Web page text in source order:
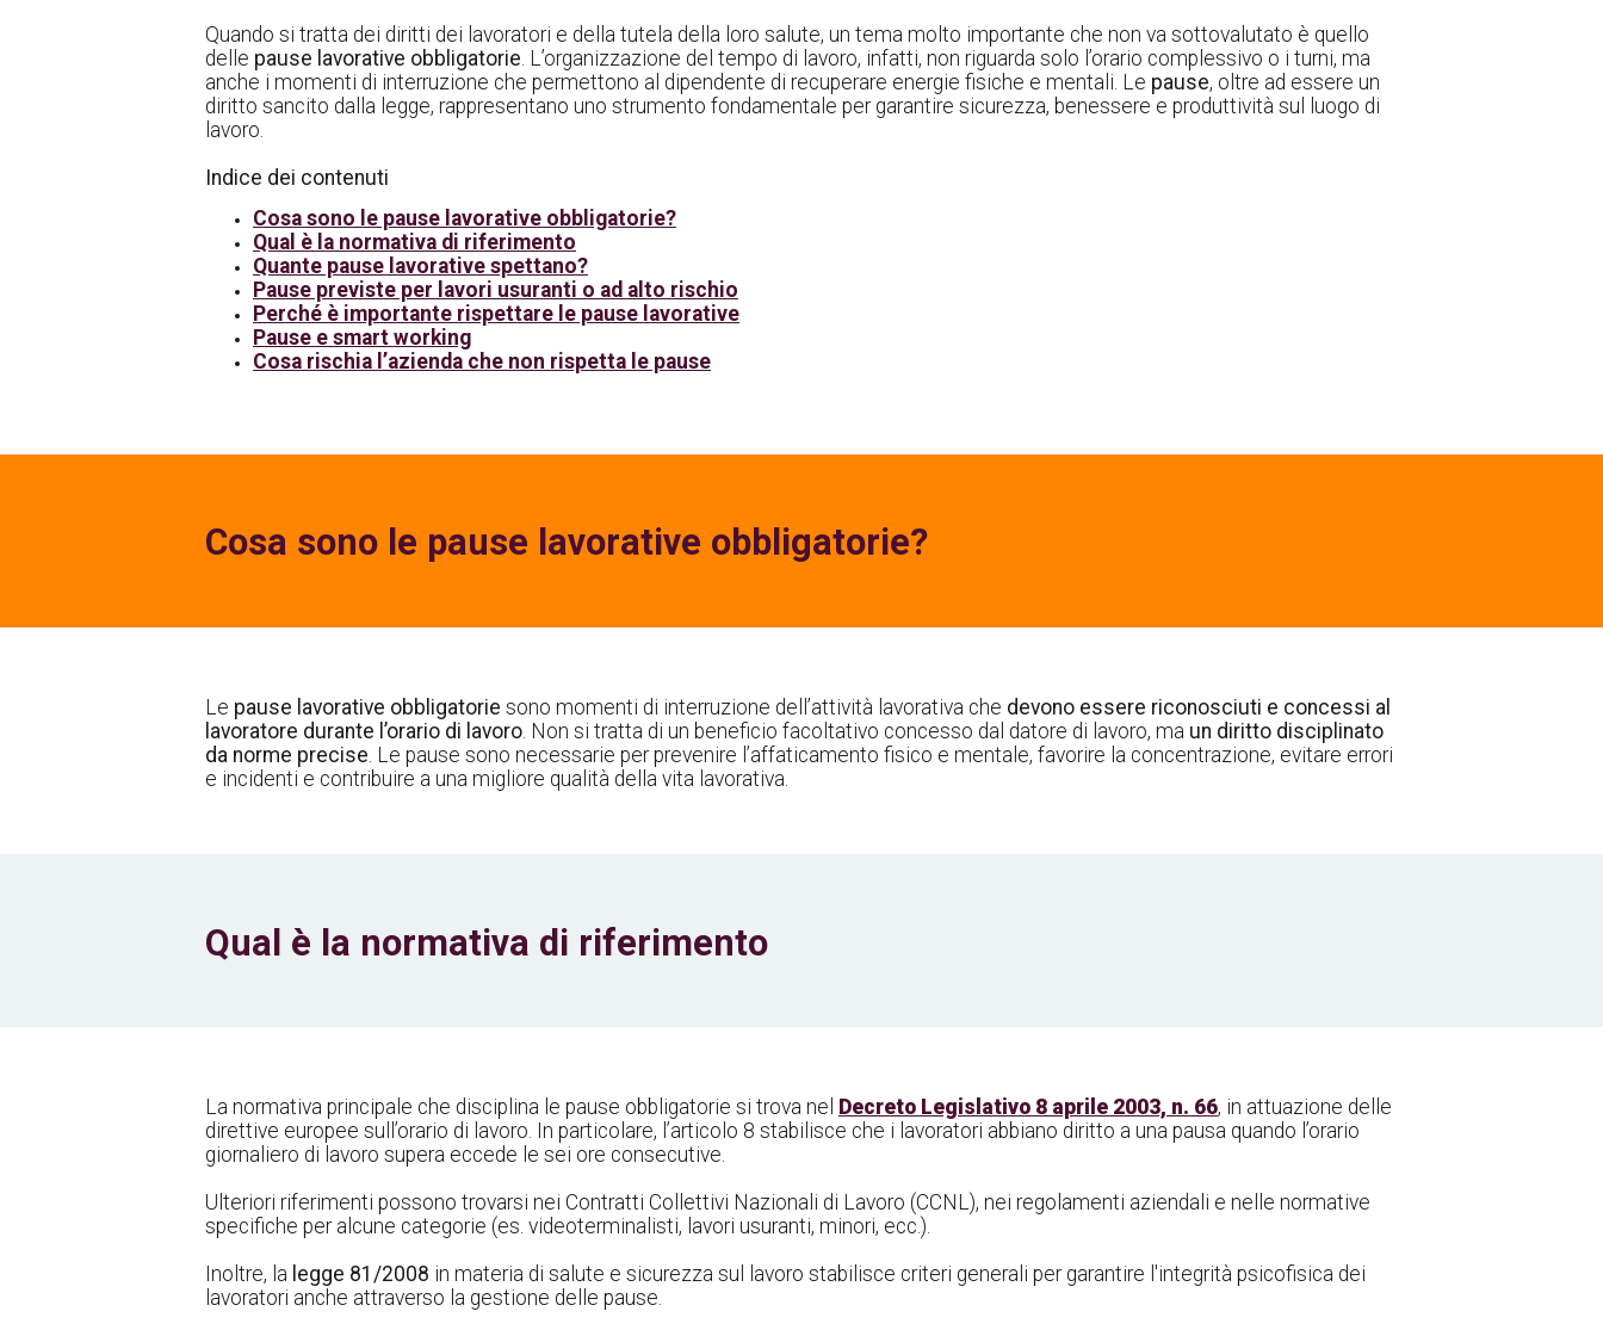
PER L'UTILIZZATORE
Buoni Pasto
PER L'ENTE PUBBLICO
Buoni Spesa
per il cittadino
Welfare aziendale
per il dipendente
Quando si tratta dei diritti dei lavoratori e della tutela della loro salute, un tema molto importante che non va sottovalutato è quello
delle pause lavorative obbligatorie. L’organizzazione del tempo di lavoro, infatti, non riguarda solo l’orario complessivo o i turni, ma
anche i momenti di interruzione che permettono al dipendente di recuperare energie fisiche e mentali. Le pause, oltre ad essere un
diritto sancito dalla legge, rappresentano uno strumento fondamentale per garantire sicurezza, benessere e produttività sul luogo di
lavoro.
Indice dei contenuti
Cosa sono le pause lavorative obbligatorie?
Qual è la normativa di riferimento
Quante pause lavorative spettano?
Pause previste per lavori usuranti o ad alto rischio
Perché è importante rispettare le pause lavorative
Pause e smart working
Cosa rischia l’azienda che non rispetta le pause
Cosa sono le pause lavorative obbligatorie?
Le pause lavorative obbligatorie sono momenti di interruzione dell’attività lavorativa che devono essere riconosciuti e concessi al
lavoratore durante l’orario di lavoro . Non si tratta di un beneficio facoltativo concesso dal datore di lavoro, ma un diritto disciplinato
da norme precise . Le pause sono necessarie per prevenire l’affaticamento fisico e mentale, favorire la concentrazione, evitare errori
e incidenti e contribuire a una migliore qualità della vita lavorativa.
Qual è la normativa di riferimento
La normativa principale che disciplina le pause obbligatorie si trova nel Decreto Legislativo 8 aprile 2003, n. 66, in attuazione delle
direttive europee sull’orario di lavoro. In particolare, l’articolo 8 stabilisce che i lavoratori abbiano diritto a una pausa quando l’orario
giornaliero di lavoro supera eccede le sei ore consecutive.
Ulteriori riferimenti possono trovarsi nei Contratti Collettivi Nazionali di Lavoro (CCNL), nei regolamenti aziendali e nelle normative
specifiche per alcune categorie (es. videoterminalisti, lavori usuranti, minori, ecc.).
Inoltre, la legge 81/2008 in materia di salute e sicurezza sul lavoro stabilisce criteri generali per garantire l'integrità psicofisica dei
lavoratori anche attraverso la gestione delle pause.